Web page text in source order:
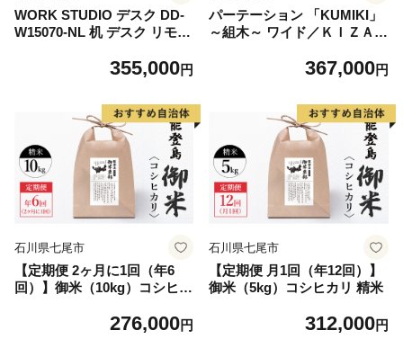
WORK STUDIO デスク DD-
W15070-NL 机 デスク リモー
ソコンデスク 学習机 抗菌 ワ
355,000円
パーテーション 「KUMIKI」
～組木～ ワイド／ＫＩＺＡＩ
れ インテリア 奈良県 宇陀市
367,000円
石川県七尾市
【定期便 2ヶ月に1回（年6
回）】御米（10kg）コシヒカ
276,000円
石川県七尾市
【定期便 月1回（年12回）】
御米（5kg）コシヒカリ 精米
312,000円